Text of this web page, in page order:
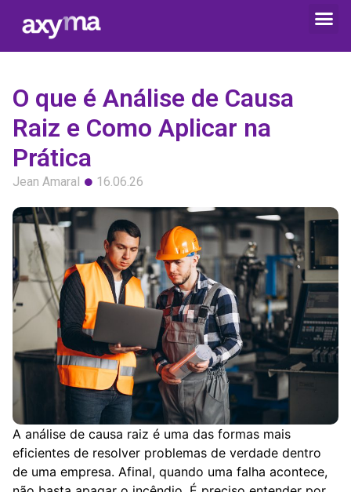
O que é Análise de Causa
Raiz e Como Aplicar na
Prática
Jean Amaral 16.06.26
A análise de causa raiz é uma das formas mais
eficientes de resolver problemas de verdade dentro
de uma empresa. Afinal, quando uma falha acontece,